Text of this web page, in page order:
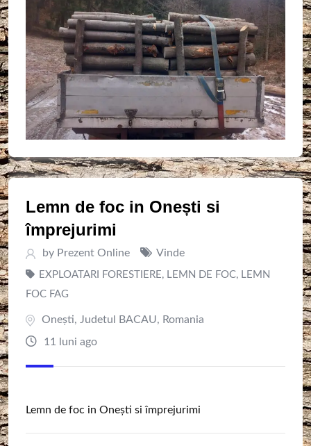
Lemn de foc in Onești si
împrejurimi
by Prezent Online Vinde
EXPLOATARI FORESTIERE, LEMN DE FOC, LEMN
FOC FAG
Oneşti, Judetul BACAU, Romania
11 luni ago
Lemn de foc in Onești si împrejurimi